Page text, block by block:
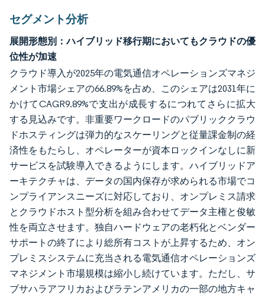
セグメント分析
展開形態別：ハイブリッド移行期においてもクラウドの優
位性が加速
クラウド導入が2025年の電気通信オペレーションズマネジ
メント市場シェアの66.89%を占め、このシェアは2031年に
かけてCAGR9.89%で支出が成長するにつれてさらに拡大
する見込みです。非重要ワークロードのパブリッククラウ
ドホスティングは弾力的なスケーリングと従量課金制の経
済性をもたらし、オペレーターが資本ロックインなしに新
サービスを試験導入できるようにします。ハイブリッドア
ーキテクチャは、データの国内保存が求められる市場でコ
ンプライアンスニーズに対応しており、オンプレミス請求
とクラウドホスト型分析を組み合わせてデータ主権と俊敏
性を両立させます。独自ハードウェアの老朽化とベンダー
サポートの終了により総所有コストが上昇するため、オン
プレミスシステムに充当される電気通信オペレーションズ
マネジメント市場規模は縮小し続けています。ただし、サ
ブサハラアフリカおよびラテンアメリカの一部の地方キャ